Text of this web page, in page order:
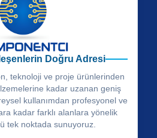
Doğru Adresi
teknoloji ve proje ürünlerinden
kadar uzanan geniş
kullanımdan profesyonel ve
kadar farklı alanlara yönelik
tek noktada sunuyoruz.